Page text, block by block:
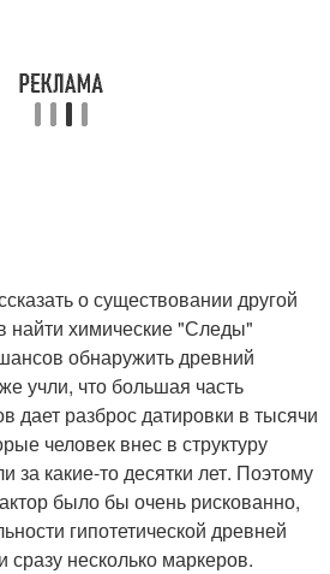
о существовании другой
найти химические "Следы"
обнаружить древний
учли, что большая часть
дает разброс датировки в тысячи
человек внес в структуру
какие-то десятки лет. Поэтому
было бы очень рискованно,
гипотетической древней
сразу несколько маркеров.